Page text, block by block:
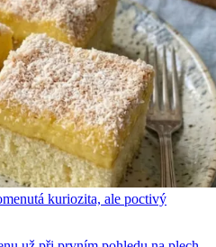
kuriozita, ale poctivý